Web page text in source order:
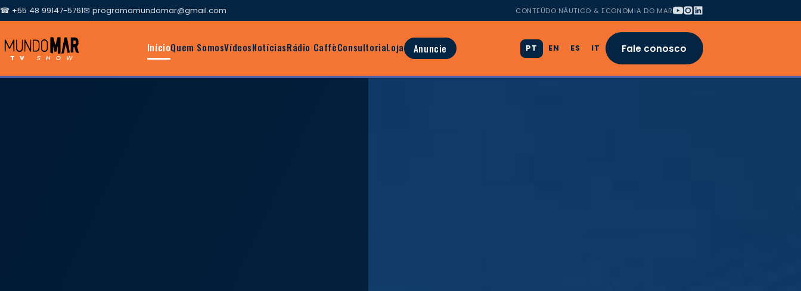
☎ +55 48 99147-5761✉ programamundomar@gmail.com CONTEÚDO NÁUTICO & ECONOMIA DO MAR
InícioQuem SomosVídeosNotíciasRádio CaffèConsultoriaLoja Anuncie PT EN ES IT Fale conosco